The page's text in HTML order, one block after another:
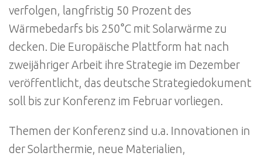
verfolgen, langfristig 50 Prozent des
Wärmebedarfs bis 250°C mit Solarwärme zu
decken. Die Europäische Plattform hat nach
zweijähriger Arbeit ihre Strategie im Dezember
veröffentlicht, das deutsche Strategiedokument
soll bis zur Konferenz im Februar vorliegen.
Themen der Konferenz sind u.a. Innovationen in
der Solarthermie, neue Materialien,